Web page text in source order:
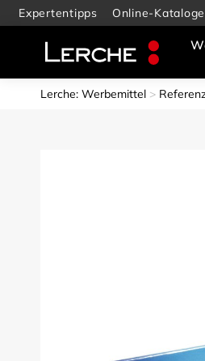
Expertentipps Online-Kataloge
Lerche: Werbemittel